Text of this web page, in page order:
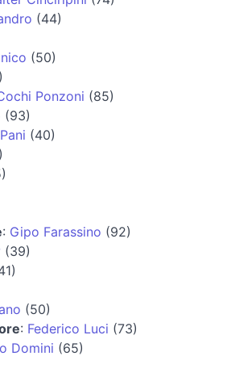
(44)
(50)
Ponzoni (85)
(93)
(40)
: Gipo Farassino (92)
(39)
(50)
: Federico Luci (73)
Domini (65)